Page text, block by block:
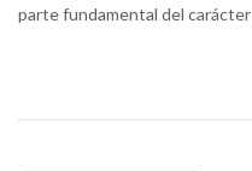
parte fundamental del